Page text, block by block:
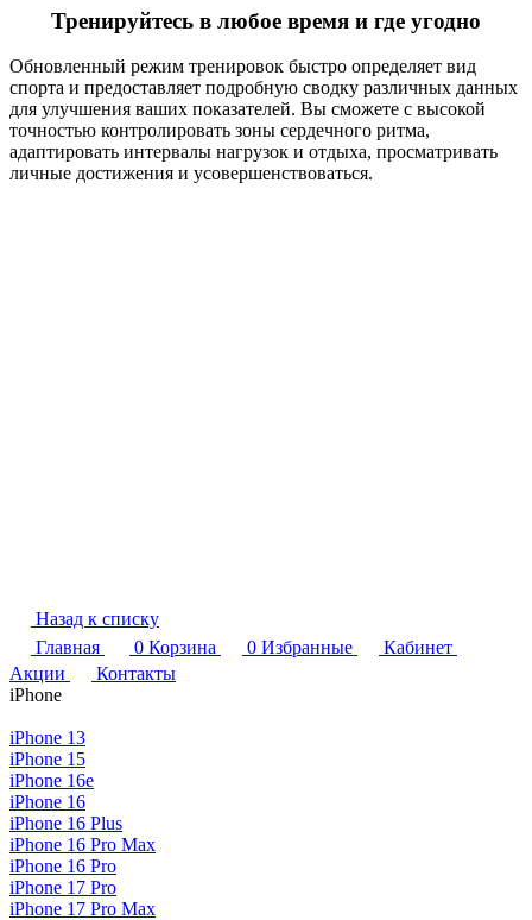
Тренируйтесь в любое время и где угодно
Обновленный режим тренировок быстро определяет вид
спорта и предоставляет подробную сводку различных данных
для улучшения ваших показателей. Вы сможете с высокой
точностью контролировать зоны сердечного ритма,
адаптировать интервалы нагрузок и отдыха, просматривать
личные достижения и усовершенствоваться.
Назад к списку
Главная
0 Корзина 0 Избранные
Кабинет
Акции
Контакты
iPhone
iPhone 13
iPhone 15
iPhone 16e
iPhone 16
iPhone 16 Plus
iPhone 16 Pro Max
iPhone 16 Pro
iPhone 17 Pro
iPhone 17 Pro Max